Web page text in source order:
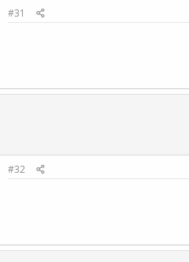
#31
#32